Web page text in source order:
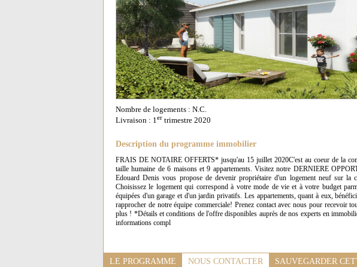
Nombre de logements : N.C.
Livraison : 1er trimestre 2020
Description du programme immobilier
FRAIS DE NOTAIRE OFFERTS* jusqu'au 15 juillet 2020C'est au coeur de la
taille humaine de 6 maisons et 9 appartements. Visitez notre DERNIERE
Edouard Denis vous propose de devenir propriétaire d'un logement neuf sur la
Choisissez le logement qui correspond à votre mode de vie et à votre budget
équipées d'un garage et d'un jardin privatifs. Les appartements, quant à eux,
rapprocher de notre équipe commerciale! Prenez contact avec nous pour recevoir
plus ! *Détails et conditions de l'offre disponibles auprès de nos experts en
informations compl
LE PROGRAMME NOUS CONTACTER SAUVEGARDER